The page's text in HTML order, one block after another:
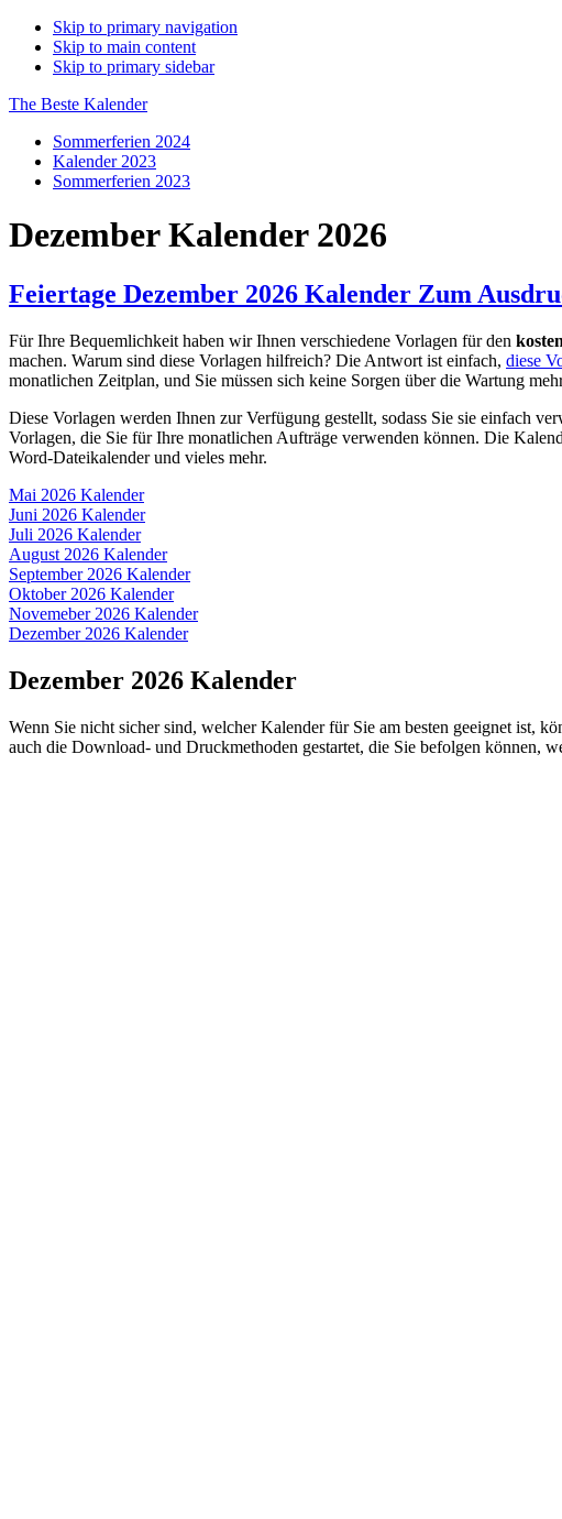
Skip to primary navigation
Skip to main content
Skip to primary sidebar
The Beste Kalender
Sommerferien 2024
Kalender 2023
Sommerferien 2023
Dezember Kalender 2026
Feiertage Dezember 2026 Kalender Zum
Für Ihre Bequemlichkeit haben wir Ihnen verschiedene Vorlagen für den
machen. Warum sind diese Vorlagen hilfreich? Die Antwort ist einfach, diese
monatlichen Zeitplan, und Sie müssen sich keine Sorgen über die Wartung
Diese Vorlagen werden Ihnen zur Verfügung gestellt, sodass Sie sie einfach
Vorlagen, die Sie für Ihre monatlichen Aufträge verwenden können. Die
Word-Dateikalender und vieles mehr.
Mai 2026 Kalender
Juni 2026 Kalender
Juli 2026 Kalender
August 2026 Kalender
September 2026 Kalender
Oktober 2026 Kalender
Novemeber 2026 Kalender
Dezember 2026 Kalender
Dezember 2026 Kalender
Wenn Sie nicht sicher sind, welcher Kalender für Sie am besten geeignet ist,
auch die Download- und Druckmethoden gestartet, die Sie befolgen können,